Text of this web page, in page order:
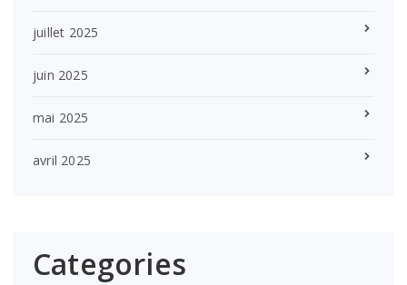
juillet 2025
juin 2025
mai 2025
avril 2025
Categories